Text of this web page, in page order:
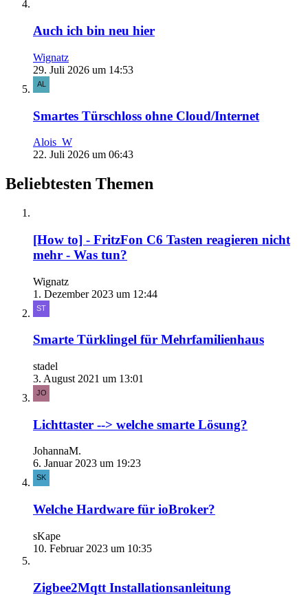
Auch ich bin neu hier
Wignatz
29. Juli 2026 um 14:53
Smartes Türschloss ohne Cloud/Internet
Alois_W
22. Juli 2026 um 06:43
Beliebtesten Themen
[How to] - FritzFon C6 Tasten reagieren nicht
mehr - Was tun?
Wignatz
1. Dezember 2023 um 12:44
Smarte Türklingel für Mehrfamilienhaus
stadel
3. August 2021 um 13:01
Lichttaster --> welche smarte Lösung?
JohannaM.
6. Januar 2023 um 19:23
Welche Hardware für ioBroker?
sKape
10. Februar 2023 um 10:35
Zigbee2Mqtt Installationsanleitung